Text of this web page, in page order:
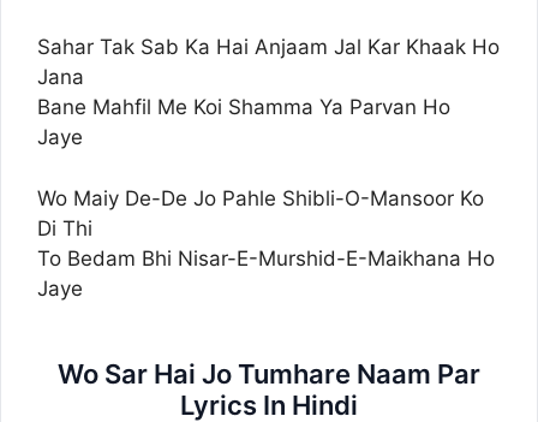
Sahar Tak Sab Ka Hai Anjaam Jal Kar Khaak Ho
Jana
Bane Mahfil Me Koi Shamma Ya Parvan Ho
Jaye
Wo Maiy De-De Jo Pahle Shibli-O-Mansoor Ko
Di Thi
To Bedam Bhi Nisar-E-Murshid-E-Maikhana Ho
Jaye
Wo Sar Hai Jo Tumhare Naam Par
Lyrics In Hindi